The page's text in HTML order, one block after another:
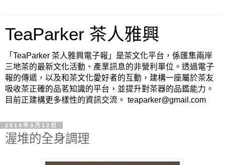
TeaParker 茶人雅興
「TeaParker 茶人雅興電子報」是茶文化平台，係匯集兩岸
三地茶的最新文化活動、產業訊息的非營利單位。透過電子
報的傳遞，以及和茶文化愛好者的互動，建構一座屬於茶友
吸收茶正確的品茗知識的平台，並提升對茶器的品鑑能力。
目前正建構更多樣性的資訊交流。 teaparker@gmail.com
2014年9月12日
渥堆的全身調理